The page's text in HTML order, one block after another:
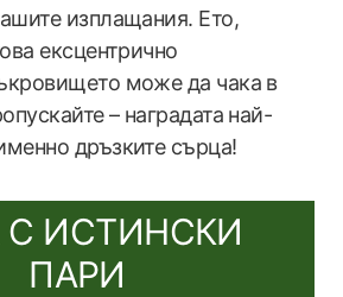
изплащания. Ето,
ексцентрично
може да чака в
– наградата най-
дръзките сърца!
С ИСТИНСКИ
ПАРИ